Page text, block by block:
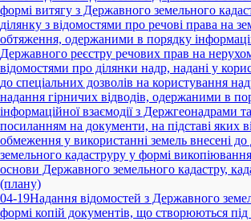
формі витягу з Державного земельного
ділянку з відомостями про речові права на
обтяження, одержаними в порядку
Державного реєстру речових прав на
відомостями про ділянки надр, надані у
до спеціальних дозволів на користування
надання гірничих відводів, одержаними в
інформаційної взаємодії з Держгеонадрами
посиланням на документи, на підставі яких
обмеження у використанні земель внесені
земельного кадаструру у формі
основи Державного земельного кадастру,
(плану)
04-19Надання відомостей з Державного
формі копій документів, що створюються під